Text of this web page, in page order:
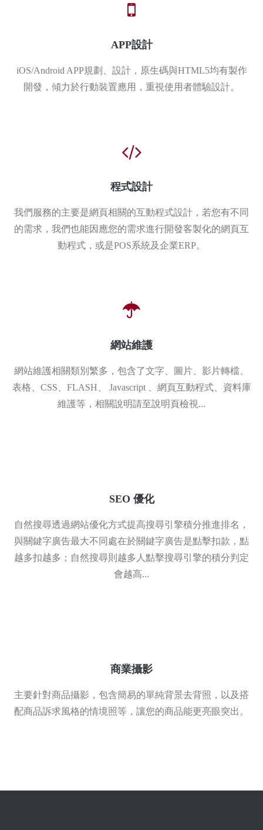
APP設計
iOS/Android APP規劃、設計，原生碼與HTML5均有製作
開發，傾力於行動裝置應用，重視使用者體驗設計。
程式設計
我們服務的主要是網頁相關的互動程式設計，若您有不同
的需求，我們也能因應您的需求進行開發客製化的網頁互
動程式，或是POS系統及企業ERP。
網站維護
網站維護相關類別繁多，包含了文字、圖片、影片轉檔、
表格、CSS、FLASH、 Javascript 、網頁互動程式、資料庫
維護等，相關說明請至說明頁檢視...
SEO 優化
自然搜尋透過網站優化方式提高搜尋引擎積分推進排名，
與關鍵字廣告最大不同處在於關鍵字廣告是點擊扣款，點
越多扣越多；自然搜尋則越多人點擊搜尋引擎的積分判定
會越高...
商業攝影
主要針對商品攝影，包含簡易的單純背景去背照，以及搭
配商品訴求風格的情境照等，讓您的商品能更亮眼突出。